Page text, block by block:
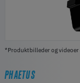
*Produktbilleder og
PHAETUS